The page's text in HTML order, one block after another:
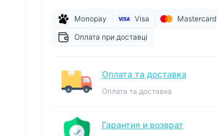
Monopay Visa
Mastercard
Оплата при доставці
Оплата та доставка
Оплата та доставка
Гарантия и возврат